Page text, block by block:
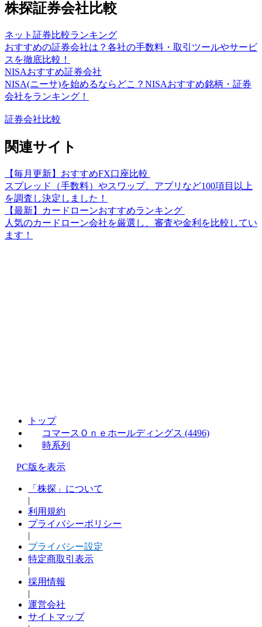
株探証券会社比較
ネット証券比較ランキング
おすすめの証券会社は？各社の手数料・取引ツールやサービ
スを徹底比較！
NISAおすすめ証券会社
NISA(ニーサ)を始めるならどこ？NISAおすすめ銘柄・証券
会社をランキング！
証券会社比較
関連サイト
【毎月更新】おすすめFX口座比較
スプレッド（手数料）やスワップ、アプリなど100項目以上
を調査し決定しました！
【最新】カードローンおすすめランキング
人気のカードローン会社を厳選し、審査や金利を比較してい
ます！
トップ
コマースＯｎｅホールディングス (4496)
時系列
PC版を表示
「株探」について
|
利用規約
プライバシーポリシー
|
プライバシー設定
特定商取引表示
|
採用情報
|
運営会社
サイトマップ